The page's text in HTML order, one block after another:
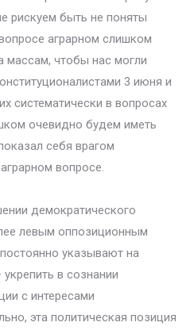
рискуем быть не поняты
аграрном слишком
массам, чтобы нас могли
3 июня и
систематически в вопросах
очевидно будем иметь
себя врагом
вопросе.
демократического
левым оппозиционным
указывают на
в сознании
с интересами
эта политическая позиция